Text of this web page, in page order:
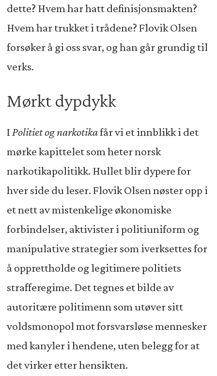
dette? Hvem har hatt definisjonsmakten?
Hvem har trukket i trådene? Flovik Olsen
forsøker å gi oss svar, og han går grundig til
verks.
Mørkt dypdykk
I Politiet og narkotikafår vi et innblikk i det
mørke kapittelet som heter norsk
narkotikapolitikk. Hullet blir dypere for
hver side du leser. Flovik Olsen nøster opp i
et nett av mistenkelige økonomiske
forbindelser, aktivister i politiuniform og
manipulative strategier som iverksettes for
å opprettholde og legitimere politiets
strafferegime. Det tegnes et bilde av
autoritære politimenn som utøver sitt
voldsmonopol mot forsvarsløse mennesker
med kanyler i hendene, uten belegg for at
det virker etter hensikten.